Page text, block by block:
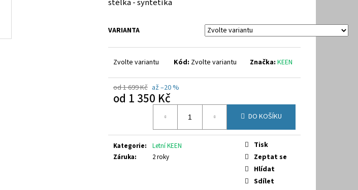
VARIANTA
Zvolte variantu Kód: Zvolte variantu Značka: KEEN
od 1 699 Kč až –20 %
od 1 350 Kč
DO KOŠÍKU
Kategorie:
Letní KEEN
Záruka: 2 roky
Tisk
Zeptat se
Hlídat
Sdílet